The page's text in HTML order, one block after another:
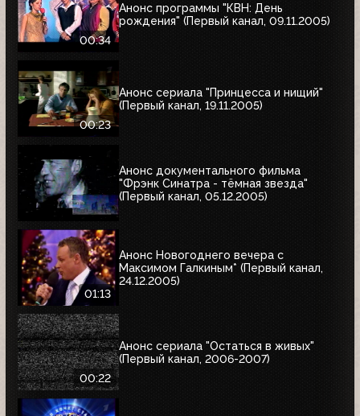
00:34
Анонс программы "КВН: День
рождения" (Первый канал, 09.11.2005)
00:23
Анонс сериала "Принцесса и нищий"
(Первый канал, 19.11.2005)
Анонс документального фильма
"Фрэнк Синатра - тёмная звезда"
(Первый канал, 05.12.2005)
01:13
Анонс Новогоднего вечера с
Максимом Галкиным* (Первый канал,
24.12.2005)
00:22
Анонс сериала "Остаться в живых"
(Первый канал, 2006-2007)